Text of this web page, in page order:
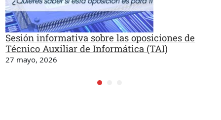
Sesión informativa sobre las oposiciones de
Técnico Auxiliar de Informática (TAI)
27 mayo, 2026